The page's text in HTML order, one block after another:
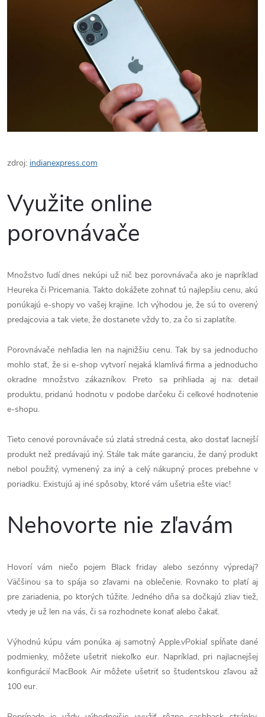
zdroj: indianexpress.com
Využite online
porovnávače
Množstvo ľudí dnes nekúpi už nič bez porovnávača ako je napríklad
Heureka či Pricemania. Takto dokážete zohnať tú najlepšiu cenu, akú
ponúkajú e-shopy vo vašej krajine. Ich výhodou je, že sú to overený
predajcovia a tak viete, že dostanete vždy to, za čo si zaplatíte.
Porovnávače nehľadia len na najnižšiu cenu. Tak by sa jednoducho
mohlo stať, že si e-shop vytvorí nejaká klamlivá firma a jednoducho
okradne množstvo zákazníkov. Preto sa prihliada aj na: detail
produktu, pridanú hodnotu v podobe darčeku či celkové hodnotenie
e-shopu.
Tieto cenové porovnávače sú zlatá stredná cesta, ako dostať lacnejší
produkt než predávajú iný. Stále tak máte garanciu, že daný produkt
nebol použitý, vymenený za iný a celý nákupný proces prebehne v
poriadku. Existujú aj iné spôsoby, ktoré vám ušetria ešte viac!
Nehovorte nie zľavám
Hovorí vám niečo pojem Black friday alebo sezónny výpredaj?
Väčšinou sa to spája so zľavami na oblečenie. Rovnako to platí aj
pre zariadenia, po ktorých túžite. Jedného dňa sa dočkajú zliav tiež,
vtedy je už len na vás, či sa rozhodnete konať alebo čakať.
Výhodnú kúpu vám ponúka aj samotný Apple.vPokiaľ spĺňate dané
podmienky, môžete ušetriť niekoľko eur. Napríklad, pri najlacnejšej
konfigurácií MacBook Air môžete ušetriť so študentskou zľavou až
100 eur.